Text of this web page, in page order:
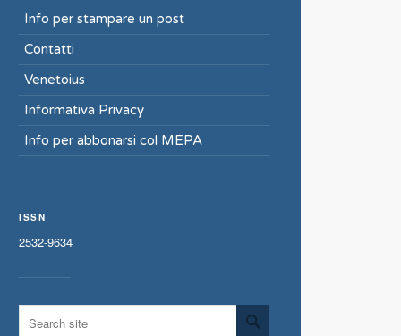
Info per stampare un post
Contatti
Venetoius
Informativa Privacy
Info per abbonarsi col MEPA
ISSN
2532-9634